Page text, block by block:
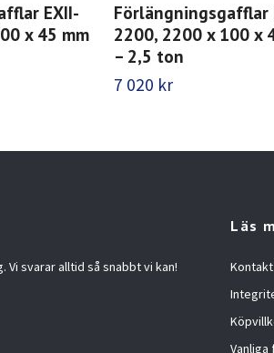
EXII-
x 45 mm
Förlängningsgafflar
2200, 2200 x 100 x
– 2,5 ton
7 020 kr
svarar alltid så snabbt vi kan!
Läs
Kontakt
Vanliga